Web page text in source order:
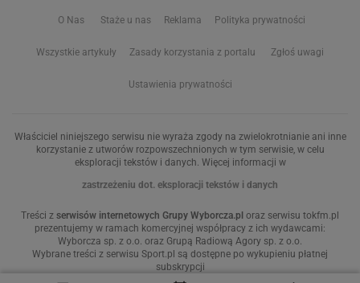
O Nas Staże u nas Reklama Polityka prywatności
Wszystkie artykuły Zasady korzystania z portalu Zgłoś uwagi
Ustawienia prywatności
Właściciel niniejszego serwisu nie wyraża zgody na zwielokrotnianie ani inne
korzystanie z utworów rozpowszechnionych w tym serwisie, w celu
eksploracji tekstów i danych. Więcej informacji w
zastrzeżeniu dot. eksploracji tekstów i danych
Treści z serwisów internetowych Grupy Wyborcza.pl oraz serwisu tokfm.pl
prezentujemy w ramach komercyjnej współpracy z ich wydawcami:
Wyborcza sp. z o.o. oraz Grupą Radiową Agory sp. z o.o.
Wybrane treści z serwisu Sport.pl są dostępne po wykupieniu płatnej
subskrypcji